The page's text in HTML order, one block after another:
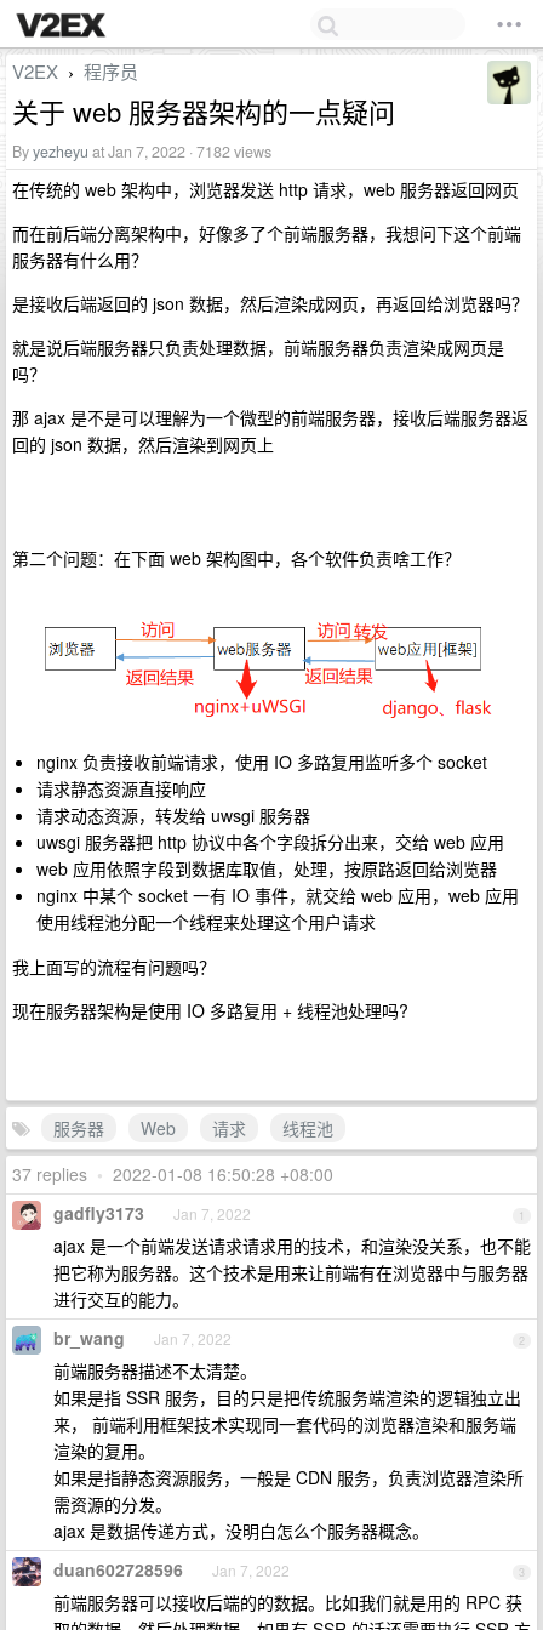
V2EX › 程序员
关于 web 服务器架构的一点疑问
Byyezheyu at Jan 7, 2022 · 7182 views
在传统的 web 架构中，浏览器发送 http 请求，web 服务器返回网页
而在前后端分离架构中，好像多了个前端服务器，我想问下这个前端
服务器有什么用？
是接收后端返回的 json 数据，然后渲染成网页，再返回给浏览器吗？
就是说后端服务器只负责处理数据，前端服务器负责渲染成网页是
吗？
那 ajax 是不是可以理解为一个微型的前端服务器，接收后端服务器返
回的 json 数据，然后渲染到网页上
第二个问题：在下面 web 架构图中，各个软件负责啥工作？
nginx 负责接收前端请求，使用 IO 多路复用监听多个 socket
请求静态资源直接响应
请求动态资源，转发给 uwsgi 服务器
uwsgi 服务器把 http 协议中各个字段拆分出来，交给 web 应用
web 应用依照字段到数据库取值，处理，按原路返回给浏览器
nginx 中某个 socket 一有 IO 事件，就交给 web 应用，web 应用
使用线程池分配一个线程来处理这个用户请求
我上面写的流程有问题吗？
现在服务器架构是使用 IO 多路复用 + 线程池处理吗?
服务器 Web 请求
线程池
37 replies • 2022-01-08 16:50:28 +08:00
1
gadfly3173 Jan 7, 2022
ajax 是一个前端发送请求请求用的技术，和渲染没关系，也不能
把它称为服务器。这个技术是用来让前端有在浏览器中与服务器
进行交互的能力。
2
br_wang Jan 7, 2022
前端服务器描述不太清楚。
如果是指 SSR 服务，目的只是把传统服务端渲染的逻辑独立出
来， 前端利用框架技术实现同一套代码的浏览器渲染和服务端
渲染的复用。
如果是指静态资源服务，一般是 CDN 服务，负责浏览器渲染所
需资源的分发。
ajax 是数据传递方式，没明白怎么个服务器概念。
3
duan602728596 Jan 7, 2022
前端服务器可以接收后端的的数据。比如我们就是用的 RPC 获